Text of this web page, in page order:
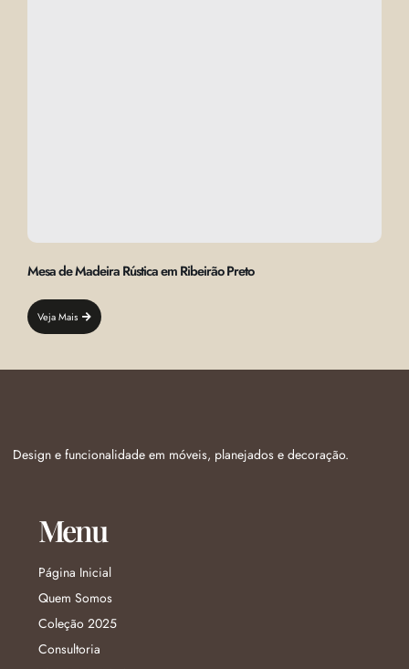
Mesa de Madeira Rústica em Ribeirão Preto
Veja Mais
Design e funcionalidade em móveis, planejados e decoração.
Menu
Página Inicial
Quem Somos
Coleção 2025
Consultoria